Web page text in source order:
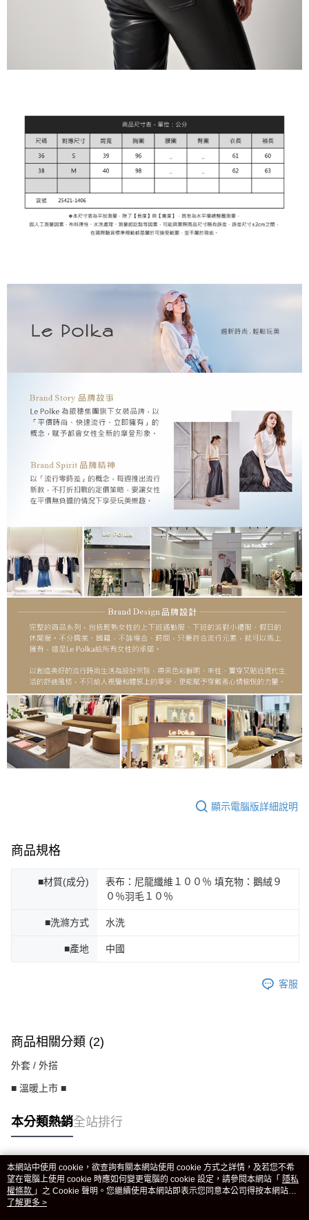
顯示電腦版詳細說明
商品規格
■材質(成分)
表布：尼龍纖維１００％ 填充物：鵝絨９
０％羽毛１０％
■洗滌方式 水洗
■產地 中國
客服
商品相關分類 (2)
外套 / 外搭
■ 溫暖上市 ■
本分類熱銷全站排行
熱門標籤
本網站中使用 cookie，欲查詢有關本網站使用 cookie 方式之詳情，及若您不希
望在電腦上使用 cookie 時應如何變更電腦的 cookie 設定，請參閱本網站「 隱私
權條款 」之 Cookie 聲明。您繼續使用本網站即表示您同意本公司得按本網站使
用條款之 Cookie 聲明使用 cookie。
了解更多 >